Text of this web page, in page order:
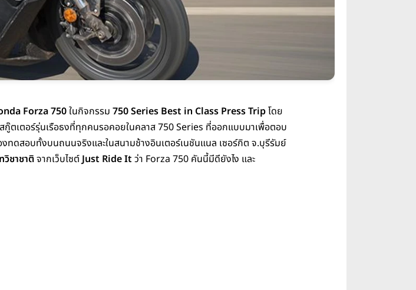
Forza 750ในกิจกรรม 750 Series Best in Class Press Tripโดย
กู๊ตเตอร์รุ่นเรือธงที่ทุกคนรอคอยในคลาส 750 Series ที่ออกแบบมาเพื่อตอบ
ทดสอบทั้งบนถนนจริงและในสนามช้างอินเตอร์เนชันแนล เซอร์กิต จ.บุรีรัมย์
ชาชาติจากเว็บไซต์ Just Ride It ว่า Forza 750 คันนี้มีดียังไง และ